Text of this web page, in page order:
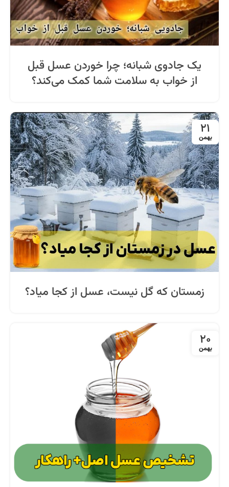
یک جادوی شبانه؛ چرا خوردن عسل قبل
از خواب به سلامت شما کمک می‌کند؟
21
بهمن
زمستان که گل نیست، عسل از کجا میاد؟
20
بهمن